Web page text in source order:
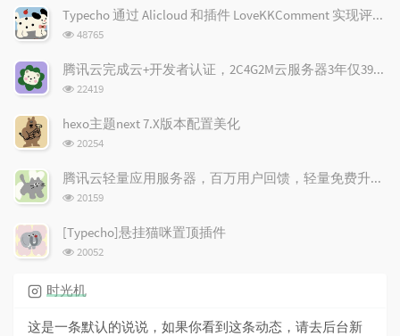
文
章
评
文
Typecho 通过 Alicloud 和插件 LoveKKComment 实现评论邮件通知
浏
次
数:
48765
腾讯云完成云+开发者认证，2C4G2M云服务器3年仅398元(限新)！
浏
数:
22419
hexo主题next 7.X版本配置美化
浏
次
数:
20254
腾讯云轻量应用服务器，百万用户回馈，轻量免费升配！
浏
数:
20159
[Typecho]悬挂猫咪置顶插件
浏
次
数:
20052
时光机
这是一条默认的说说，如果你看到这条动态，请去后台新